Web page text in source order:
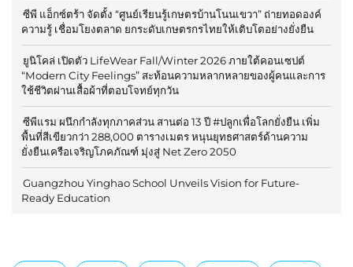
ซีพี แอ็กซ์ตร้า จัดตั้ง “ศูนย์เรียนรู้เกษตรบ้านโนนเขวา” ถ่ายทอดองค์
ความรู้ เชื่อมโยงตลาด ยกระดับเกษตรกรไทยให้เติบโตอย่างยั่งยืน
ยูนิโคล่ เปิดตัว LifeWear Fall/Winter 2026 ภายใต้คอนเซปต์
“Modern City Feelings” สะท้อนความหลากหลายของผู้คนและการ
ใช้ชีวิตผ่านเสื้อผ้าที่ตอบโจทย์ทุกวัน
ซีพีแรม ผนึกกำลังทุกภาคส่วน สานต่อ 13 ปี #ปลูกเพื่อโลกยั่งยืน เพิ่ม
พื้นที่สีเขียวกว่า 288,000 ตารางเมตร หนุนยุทธศาสตร์ด้านความ
ยั่งยืนเครือเจริญโภคภัณฑ์ มุ่งสู่ Net Zero 2050
Guangzhou Yinghao School Unveils Vision for Future-
Ready Education